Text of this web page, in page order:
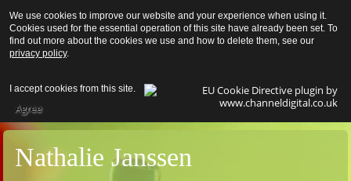
Pereg
Nathalie Janssen
We use cookies to improve our website and your experience when using it.
Cookies used for the essential operation of this site have already been set. To
find out more about the cookies we use and how to delete them, see our
privacy policy.
I accept cookies from this site.
Agree